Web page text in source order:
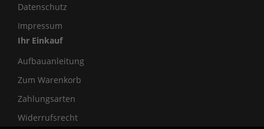
Datenschutz
Impressum
Ihr Einkauf
Aufbauanleitung
Zum Warenkorb
Zahlungsarten
Widerrufsrecht